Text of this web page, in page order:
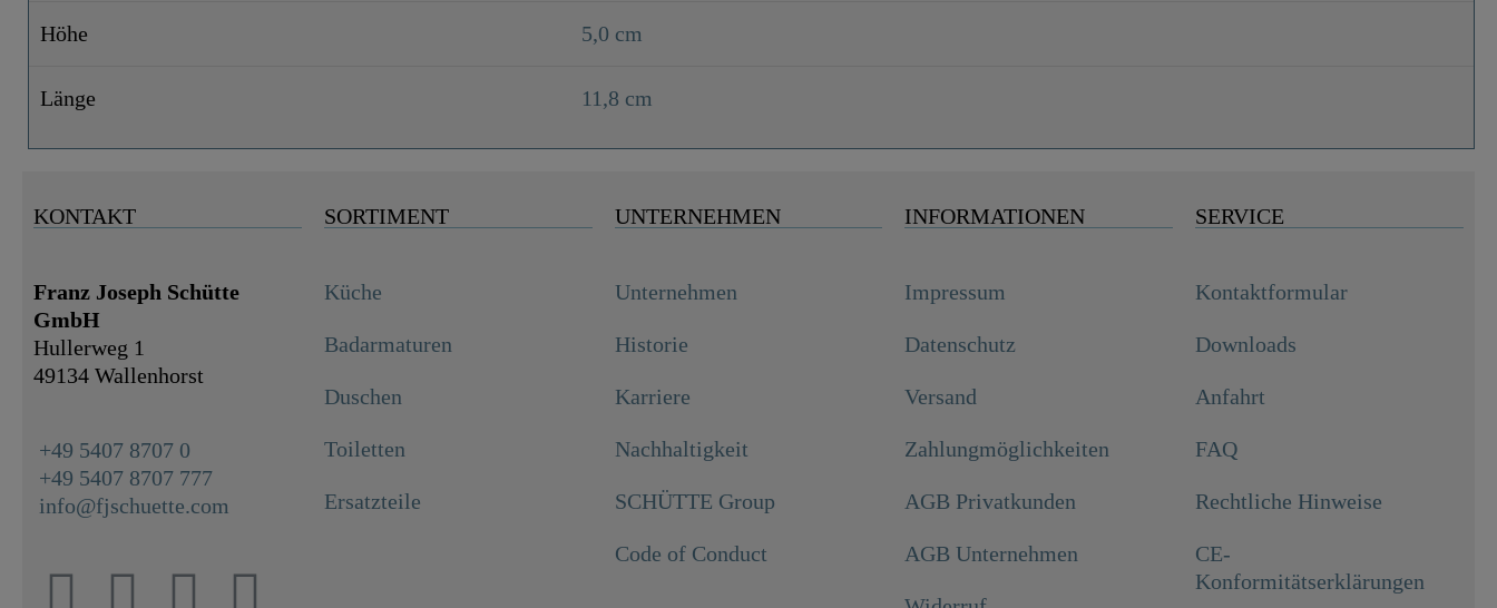
Höhe 5,0 cm
Länge 11,8 cm
KONTAKT
Franz Joseph Schütte
GmbH
Hullerweg 1
49134 Wallenhorst
+49 5407 8707 0
+49 5407 8707 777
info@fjschuette.com
SORTIMENT
Küche
Badarmaturen
Duschen
Toiletten
Ersatzteile
UNTERNEHMEN
Unternehmen
Historie
Karriere
Nachhaltigkeit
SCHÜTTE Group
Code of Conduct
INFORMATIONEN
Impressum
Datenschutz
Versand
Zahlungmöglichkeiten
AGB Privatkunden
AGB Unternehmen
SERVICE
Kontaktformular
Downloads
Anfahrt
FAQ
Rechtliche Hinweise
CE-
Konformitätserklärungen